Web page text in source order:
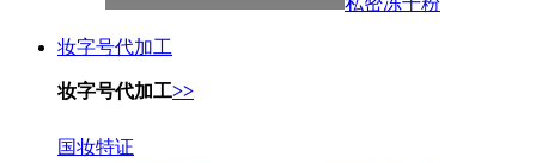
妆字号代加工
妆字号代加工>>
国妆特证